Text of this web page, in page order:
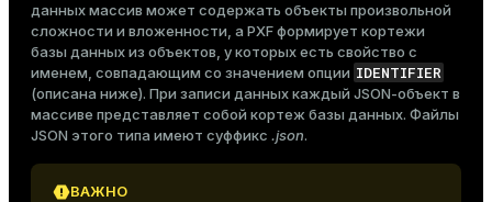
данных массив может содержать объекты произвольной
сложности и вложенности, а PXF формирует кортежи
базы данных из объектов, у которых есть свойство с
именем, совпадающим со значением опции IDENTIFIER
(описана ниже). При записи данных каждый JSON-объект в
массиве представляет собой кортеж базы данных. Файлы
JSON этого типа имеют суффикс .json.
ВАЖНО